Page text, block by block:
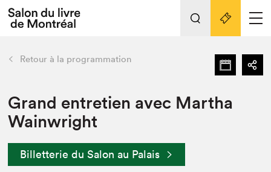
L'événement
Préparer sa visite au Salon
Actualités
retour Nos activités
Préparer sa visite
Salon au Palais
Liens pratiques
Retour à la programmation
Grand entretien avec Martha
Wainwright
Billetterie du Salon au Palais